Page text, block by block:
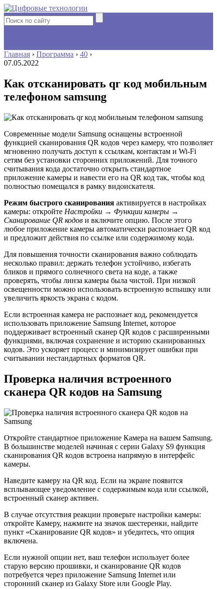
Главная › Программа › 40 ›
07.05.2022
Как отсканировать qr код мобильным
телефоном samsung
Современные модели Samsung оснащены встроенной
функцией сканирования QR кодов через камеру, что позволяет
мгновенно получать доступ к ссылкам, контактам и Wi-Fi
сетям без установки сторонних приложений. Для точного
считывания кода достаточно открыть стандартное
приложение камеры и навести его на QR код так, чтобы код
полностью помещался в рамку видоискателя.
Режим быстрого сканирования активируется в настройках
камеры: откройте Настройки → Функции камеры →
Сканирование QR кодов и включите опцию. После этого
любое приложение камеры автоматически распознает QR код
и предложит действия по ссылке или содержимому кода.
Для повышения точности сканирования важно соблюдать
несколько правил: держать телефон устойчиво, избегать
бликов и прямого солнечного света на коде, а также
проверять, чтобы линза камеры была чистой. При низкой
освещенности можно использовать встроенную вспышку или
увеличить яркость экрана с кодом.
Если встроенная камера не распознает код, рекомендуется
использовать приложение Samsung Internet, которое
поддерживает встроенный сканер QR кодов с расширенными
функциями, включая сохранение и историю сканированных
кодов. Это ускоряет процесс и минимизирует ошибки при
считывании нестандартных форматов QR.
Проверка наличия встроенного
сканера QR кодов на Samsung
Откройте стандартное приложение Камера на вашем Samsung.
В большинстве моделей начиная с серии Galaxy S9 функция
сканирования QR кодов встроена напрямую в интерфейс
камеры.
Наведите камеру на QR код. Если на экране появится
всплывающее уведомление с содержимым кода или ссылкой,
встроенный сканер активен.
В случае отсутствия реакции проверьте настройки камеры:
откройте Камеру, нажмите на значок шестеренки, найдите
пункт «Сканирование QR кодов» и убедитесь, что опция
включена.
Если нужной опции нет, ваш телефон использует более
старую версию прошивки, и сканирование QR кодов
потребуется через приложение Samsung Internet или
сторонний сканер из Galaxy Store или Google Play.